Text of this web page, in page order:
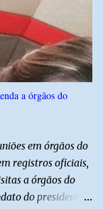
dos cristãos
de princípios
o
Ainda segundo a
do Norte. A
religiosas
a órgãos do
em órgãos do
registros oficiais,
a órgãos do
do presidente